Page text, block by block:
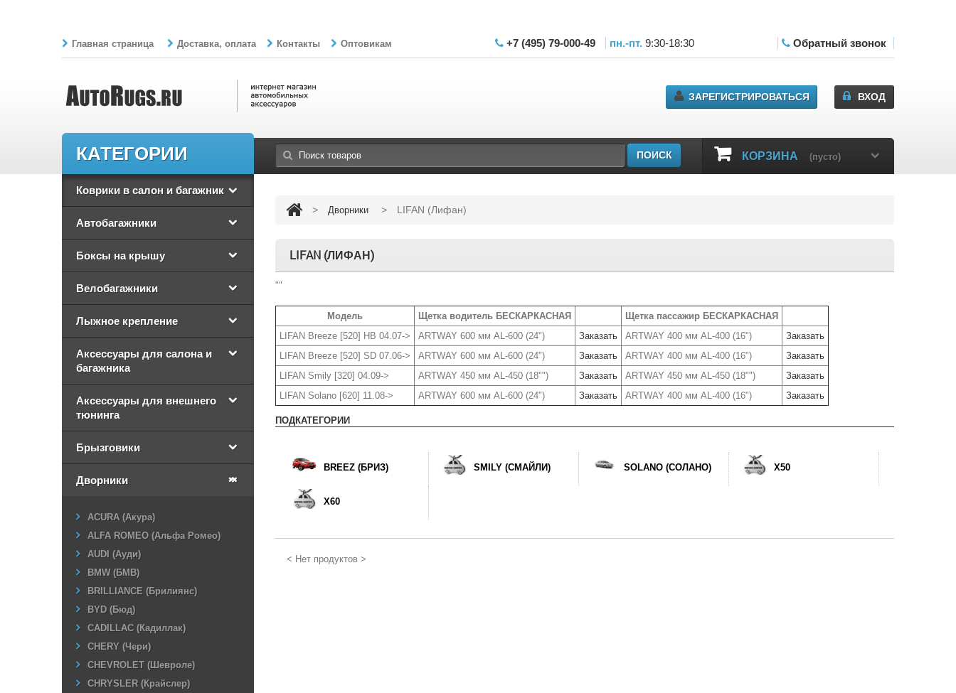
+7 (495) 79-000-49 пн.-пт. 9:30-18:30 Обратный звонок
Главная страница Доставка, оплата Контакты Оптовикам
ПОИСК
ВХОД
ЗАРЕГИСТРИРОВАТЬСЯ
КОРЗИНА (пусто)
КАТЕГОРИИ
Коврики в салон и багажник
Автобагажники
Боксы на крышу
Велобагажники
Лыжное крепление
Аксессуары для салона и
багажника
Аксессуары для внешнего
тюнинга
Брызговики
Дворники
ACURA (Акура)
ALFA ROMEO (Альфа Ромео)
AUDI (Ауди)
BMW (БМВ)
BRILLIANCE (Брилиянс)
BYD (Бюд)
CADILLAC (Кадиллак)
CHERY (Чери)
CHEVROLET (Шевроле)
CHRYSLER (Крайслер)
> Дворники > LIFAN (Лифан)
LIFAN (ЛИФАН)
""
Модель Щетка водитель БЕСКАРКАСНАЯ
Щетка пассажир БЕСКАРКАСНАЯ
LIFAN Breeze [520] HB 04.07->
ARTWAY 600 мм AL-600 (24") Заказать ARTWAY 400 мм AL-400 (16")
Заказать
LIFAN Breeze [520] SD 07.06->
ARTWAY 600 мм AL-600 (24") Заказать ARTWAY 400 мм AL-400 (16")
Заказать
LIFAN Smily [320] 04.09->
ARTWAY 450 мм AL-450 (18"") Заказать ARTWAY 450 мм AL-450 (18"")
Заказать
LIFAN Solano [620] 11.08->
ARTWAY 600 мм AL-600 (24") Заказать ARTWAY 400 мм AL-400 (16") Заказать
ПОДКАТЕГОРИИ
BREEZ (БРИЗ) SMILY (СМАЙЛИ) SOLANO (СОЛАНО) X50
X60
< Нет продуктов >